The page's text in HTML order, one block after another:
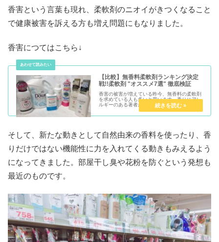
香害という言葉も現れ、柔軟剤のニオイがきつくなること
で健康被害を訴える方も増え問題にもなりました。
香害につてはこちら↓
【比較】無香料柔軟剤ランキング決定
戦!!柔軟剤 "オススメ7選" 徹底検証
香害の被害が増えている昨今、無香料の柔軟剤
を求めている人も多いと思います。香りにアレ
ルギーのある著者が7種類の無香料柔軟剤を徹
底的に検証！ふわふわ感は？吸水力は？目に見
える形で実験し、「コスパ」「吸水力」「肌触
そして、新たな動きとして自然由来の香料を使ったり、香
りだけではない機能性に力を入れてくる動きもみえるよう
になってきました。部屋干し臭や花粉を防ぐという発想も
最近のものです。